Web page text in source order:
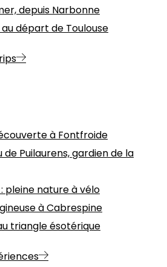
depuis Narbonne
au départ de Toulouse
à Fontfroide
de Puilaurens, gardien de la
pleine nature à vélo
à Cabrespine
triangle ésotérique